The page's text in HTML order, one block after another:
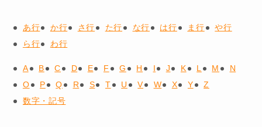
あ行 か行 さ行 た行 な行 は行 ま行
や行
ら行
わ行
A B C D E F G H I J K L M
N
O
P Q R S T U V W X Y
Z
数字・記号